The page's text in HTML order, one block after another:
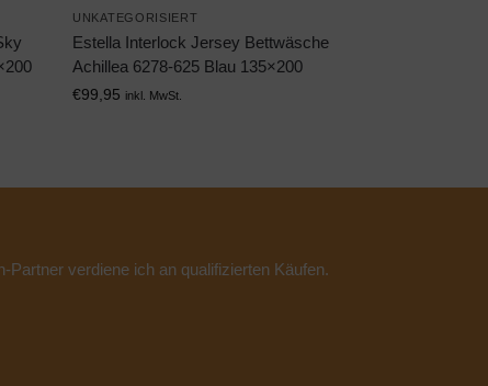
UNKATEGORISIERT
Estella Interlock Jersey Bettwäsche
Achillea 6278-625 Blau 135×200
€99,95 inkl. MwSt.
Partner verdiene ich an qualifizierten Käufen.